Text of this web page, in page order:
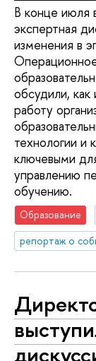
В конце июля
экспертная
изменения в
обсудили,
работу
технологии и
ключевыми
управлению
обучению.
Образование
репортаж о